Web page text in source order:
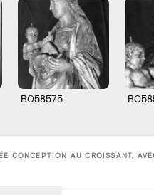
B058575
CONCEPTION AU CROISSANT,